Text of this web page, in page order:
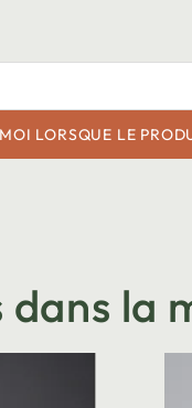
LORSQUE LE
la